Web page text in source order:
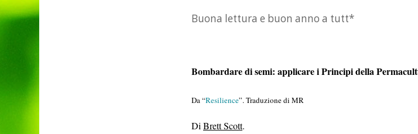
Buona lettura e buon anno a tutt*
Bombardare di semi: applicare i Principi della
Da “Resilience”. Traduzione di MR
DiBrett Scott.